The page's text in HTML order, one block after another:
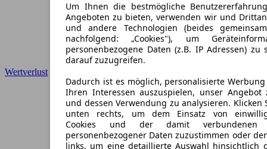
Wertverlust
Um Ihnen die bestmögliche
Angeboten zu bieten, verwenden wir und
und andere Technologien (beides
nachfolgend: „Cookies"), um
personenbezogene Daten (z.B. IP Adressen) zu
darauf zuzugreifen.
Dadurch ist es möglich, personalisierte
Ihren Interessen auszuspielen, unser Angebot
und dessen Verwendung zu analysieren. Klicken
unten rechts, um dem Einsatz von
Cookies und der damit verbundenen
personenbezogener Daten zuzustimmen oder
links, um eine detaillierte Auswahl hinsichtlich